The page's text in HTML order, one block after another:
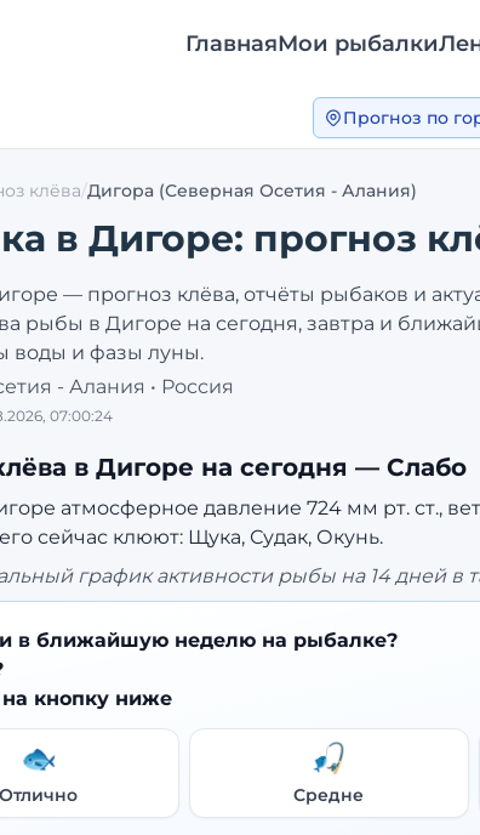
ГлавнаяМои рыбалки
Прогноз по
клёва/Дигора (Северная Осетия - Алания)
в Дигоре: прогноз
— прогноз клёва, отчёты рыбаков и
рыбы в Дигоре на сегодня, завтра и
воды и фазы луны.
- Алания • Россия
07:00:24
в Дигоре на сегодня — Слабо
атмосферное давление 724 мм рт. ст.,
сейчас клюют: Щука, Судак, Окунь.
график активности рыбы на 14 дней в
в ближайшую неделю на рыбалке?
кнопку ниже
🐟
Отлично
🎣
Средне